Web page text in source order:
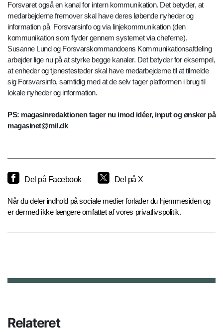
Forsvaret også en kanal for intern kommunikation. Det betyder, at
medarbejderne fremover skal have deres løbende nyheder og
information på Forsvarsinfo og via linjekommunikation (den
kommunikation som flyder gennem systemet via cheferne).
Susanne Lund og Forsvarskommandoens Kommunikationsafdeling
arbejder lige nu på at styrke begge kanaler. Det betyder for eksempel,
at enheder og tjenestesteder skal have medarbejderne til at tilmelde
sig Forsvarsinfo, samtidig med at de selv tager platformen i brug til
lokale nyheder og information.
PS: magasinredaktionen tager nu imod idéer, input og ønsker på
magasinet@mil.dk
Del på Facebook Del på X
Når du deler indhold på sociale medier forlader du hjemmesiden og
er dermed ikke længere omfattet af vores privatlivspolitik.
Relateret